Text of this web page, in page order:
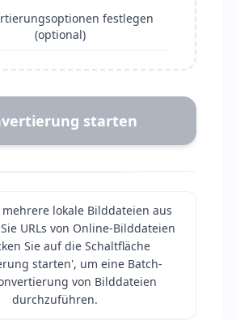
festlegen
(optional)
starten
mehrere lokale Bilddateien aus
URLs von Online-Bilddateien
Sie auf die Schaltfläche
starten', um eine Batch-
von Bilddateien
durchzuführen.